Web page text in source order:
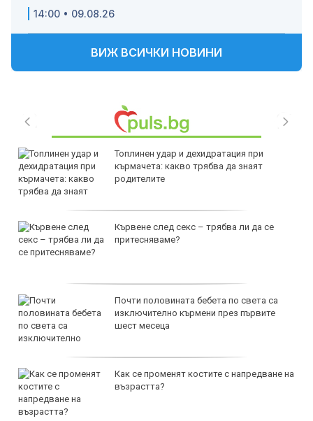
14:00 • 09.08.26
ВИЖ ВСИЧКИ НОВИНИ
Топлинен удар и дехидратация при
кърмачета: какво трябва да знаят
родителите
Кървене след секс – трябва ли да се
притесняваме?
Почти половината бебета по света са
изключително кърмени през първите
шест месеца
Как се променят костите с напредване на
възрастта?